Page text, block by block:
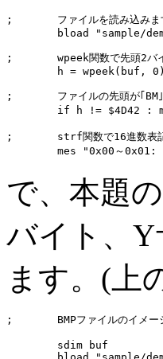
;	ファイルを読み込みます
;	wpeek関数で先頭2バイト取り出します。
;	ファイルの先頭が｢BM｣(0x4D42)であるかを確認。
;	strf関数で16進数表記に変換したものを表示。
mes "0x00～
で、本題
バイト、Y
ます。(上
;	BMPファイルのイメージサイズを取得 (by Kpan)